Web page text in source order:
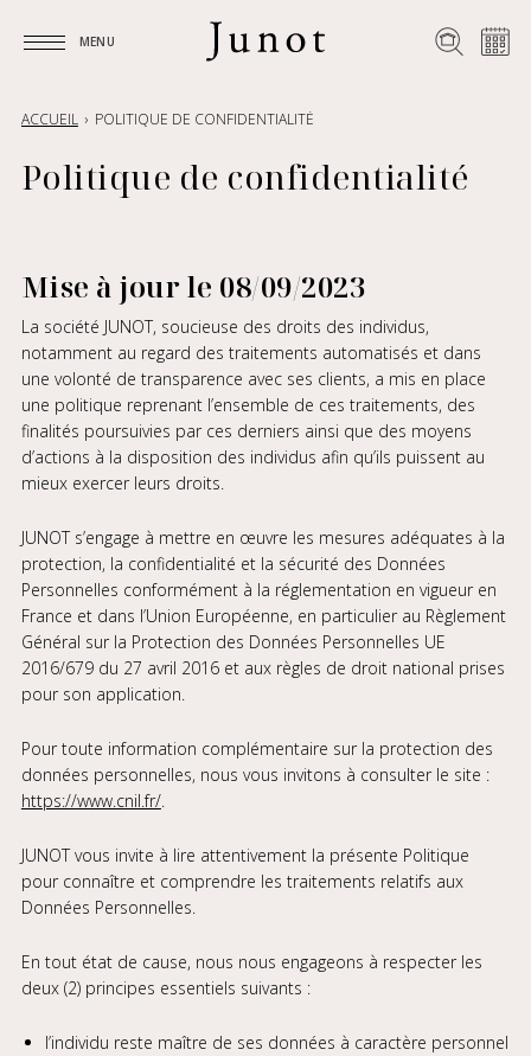
MENU
ACCUEIL POLITIQUE DE CONFIDENTIALITÉ
Politique de confidentialité
Mise à jour le 08/09/2023
La société JUNOT, soucieuse des droits des individus,
notamment au regard des traitements automatisés et dans
une volonté de transparence avec ses clients, a mis en place
une politique reprenant l’ensemble de ces traitements, des
finalités poursuivies par ces derniers ainsi que des moyens
d’actions à la disposition des individus afin qu’ils puissent au
mieux exercer leurs droits.
JUNOT s’engage à mettre en œuvre les mesures adéquates à la
protection, la confidentialité et la sécurité des Données
Personnelles conformément à la réglementation en vigueur en
France et dans l’Union Européenne, en particulier au Règlement
Général sur la Protection des Données Personnelles UE
2016/679 du 27 avril 2016 et aux règles de droit national prises
pour son application.
Pour toute information complémentaire sur la protection des
données personnelles, nous vous invitons à consulter le site :
https://www.cnil.fr/.
JUNOT vous invite à lire attentivement la présente Politique
pour connaître et comprendre les traitements relatifs aux
Données Personnelles.
En tout état de cause, nous nous engageons à respecter les
deux (2) principes essentiels suivants :
l’individu reste maître de ses données à caractère personnel